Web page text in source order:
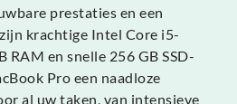
prestaties en een
krachtige Intel Core i5-
RAM en snelle 256 GB SSD-
Pro een naadloze
al uw taken, van intensieve